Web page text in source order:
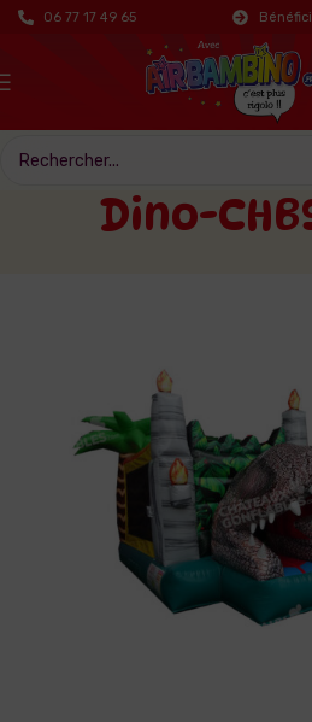
06 77 17 49 65
Dino-